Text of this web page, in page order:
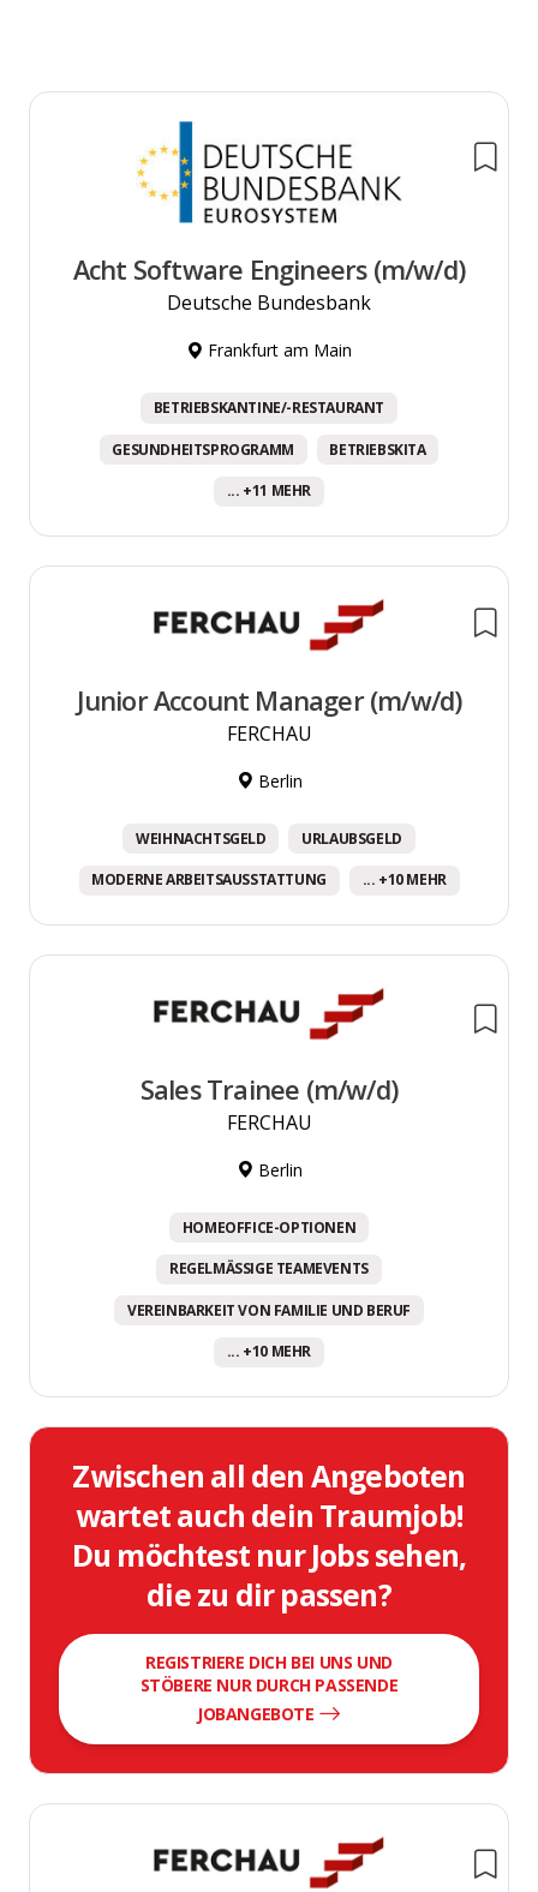
Acht Software Engineers (m/w/d)
Deutsche Bundesbank
Frankfurt am Main
BETRIEBSKANTINE/-RESTAURANT
GESUNDHEITSPROGRAMM BETRIEBSKITA
... +11 MEHR
Junior Account Manager (m/w/d)
FERCHAU
Berlin
WEIHNACHTSGELD URLAUBSGELD
MODERNE ARBEITSAUSSTATTUNG ... +10 MEHR
Sales Trainee (m/w/d)
FERCHAU
Berlin
HOMEOFFICE-OPTIONEN
REGELMÄSSIGE TEAMEVENTS
VEREINBARKEIT VON FAMILIE UND BERUF
... +10 MEHR
Zwischen all den Angeboten
wartet auch dein Traumjob!
Du möchtest nur Jobs sehen,
die zu dir passen?
REGISTRIERE DICH BEI UNS UND
STÖBERE NUR DURCH PASSENDE
JOBANGEBOTE